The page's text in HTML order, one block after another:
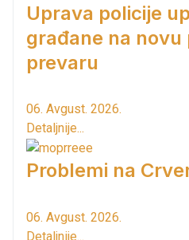
Uprava policije
građane na novu
prevaru
06. Avgust. 2026.
Detaljnije...
Problemi na
06. Avgust. 2026.
Detaljnije...